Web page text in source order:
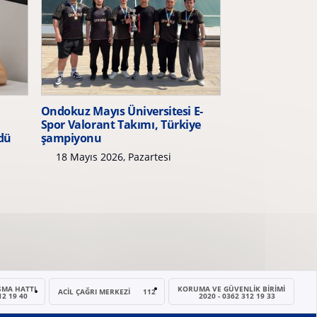
Ondokuz Mayıs Üniversitesi E-
Spor Valorant Takımı, Türkiye
şampiyonu
18 Mayıs 2026, Pazartesi
KORUMA VE GÜVENLIK BIRIMI
2020 - 0362 312 19 33
ACİL ÇAĞRI MERKEZI 112
HATTI
19 40